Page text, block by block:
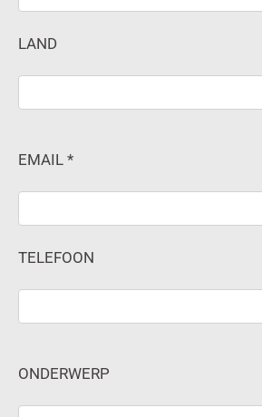
LAND
EMAIL *
TELEFOON
ONDERWERP